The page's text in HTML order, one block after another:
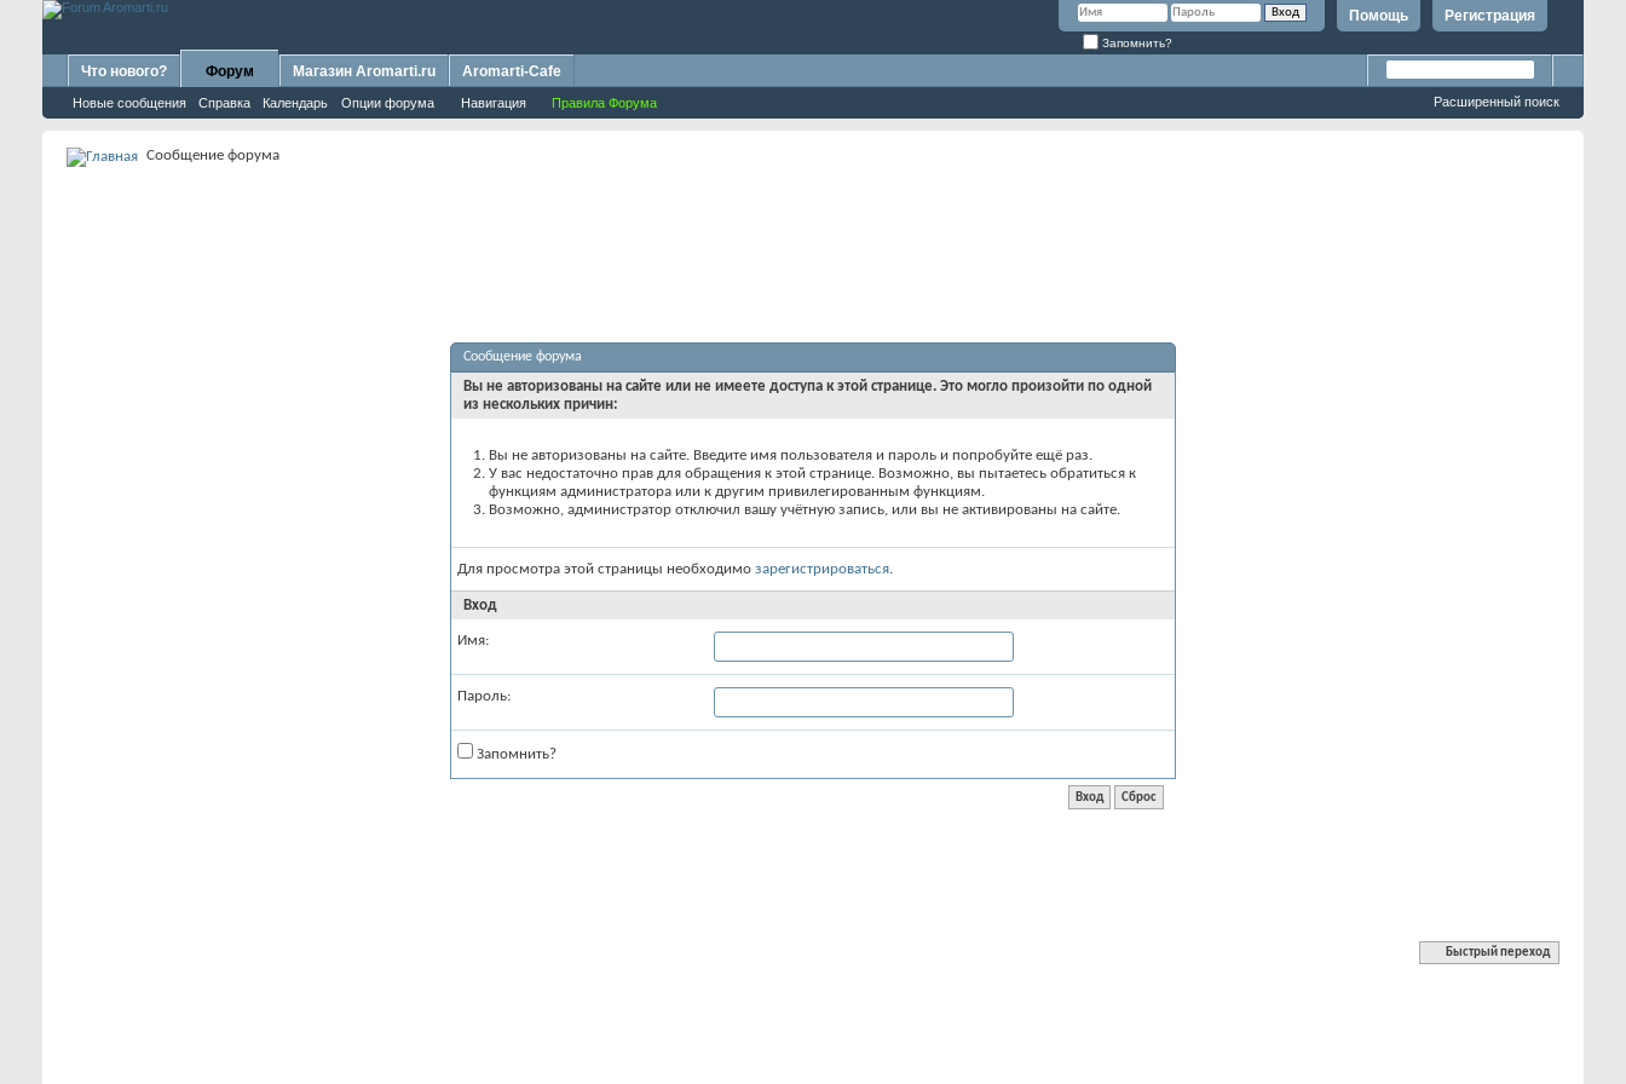
Регистрация
Помощь
Запомнить?
Что нового? Форум
Новые сообщения Справка Календарь Опции форума Навигация Правила Форума
Магазин Aromarti.ru Aromarti-Cafe
Расширенный поиск
Сообщение форума
Сообщение форума
Вы не авторизованы на сайте или не имеете доступа к этой странице. Это могло произойти по одной
из нескольких причин:
Вы не авторизованы на сайте. Введите имя пользователя и пароль и попробуйте ещё раз.
У вас недостаточно прав для обращения к этой странице. Возможно, вы пытаетесь обратиться к
функциям администратора или к другим привилегированным функциям.
Возможно, администратор отключил вашу учётную запись, или вы не активированы на сайте.
Для просмотра этой страницы необходимо зарегистрироваться.
Вход
Имя:
Пароль:
Запомнить?
Быстрый переход